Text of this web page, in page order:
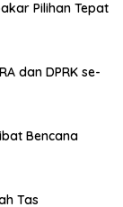
Pilihan Tepat
dan DPRK se-
Bencana
Tas